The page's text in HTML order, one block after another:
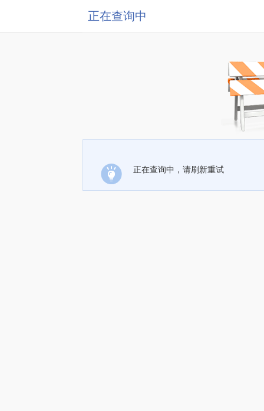
正在查询中
正在查询中，请刷新重试